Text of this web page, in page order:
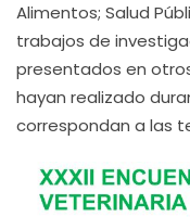
Alimentos; Salud
trabajos de
presentados en
hayan realizado
correspondan a las